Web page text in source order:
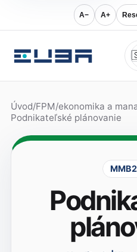
A− A+
Úvod/FPM/ekonomika a
Podnikateľské plánovanie